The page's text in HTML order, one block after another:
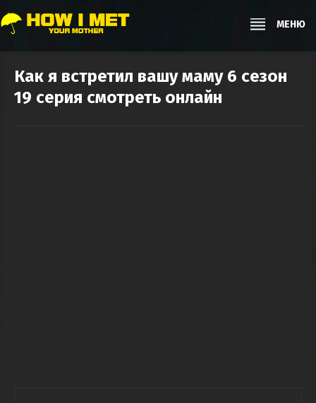
МЕНЮ
Как я встретил вашу маму 6 сезон
19 серия смотреть онлайн